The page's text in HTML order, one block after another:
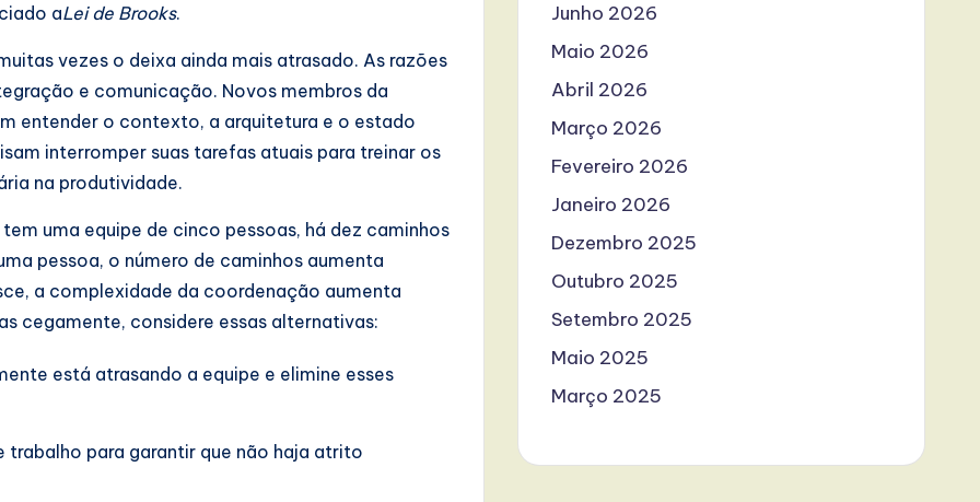
aLei de Brooks.
vezes o deixa ainda mais atrasado. As razões
e comunicação. Novos membros da
entender o contexto, a arquitetura e o estado
interromper suas tarefas atuais para treinar os
na produtividade.
uma equipe de cinco pessoas, há dez caminhos
pessoa, o número de caminhos aumenta
a complexidade da coordenação aumenta
cegamente, considere essas alternativas:
está atrasando a equipe e elimine esses
trabalho para garantir que não haja atrito
Junho 2026
Maio 2026
Abril 2026
Março 2026
Fevereiro 2026
Janeiro 2026
Dezembro 2025
Outubro 2025
Setembro 2025
Maio 2025
Março 2025